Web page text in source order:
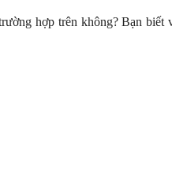
hợp trên không? Bạn biết